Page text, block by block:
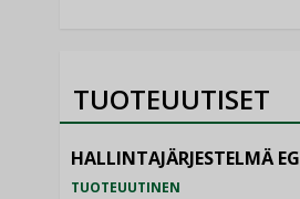
TUOTEUUTISET
HALLINTAJÄRJESTELMÄ EG
TUOTEUUTINEN